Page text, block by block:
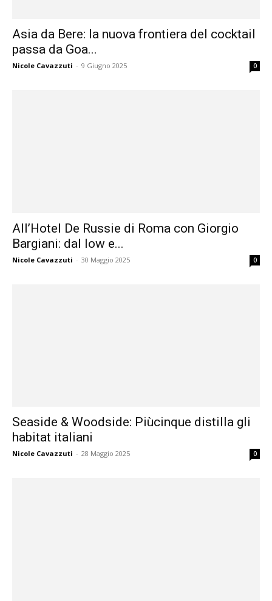
Asia da Bere: la nuova frontiera del cocktail
passa da Goa...
Nicole Cavazzuti - 9 Giugno 2025 0
All’Hotel De Russie di Roma con Giorgio
Bargiani: dal low e...
Nicole Cavazzuti - 30 Maggio 2025 0
Seaside & Woodside: Piùcinque distilla gli
habitat italiani
Nicole Cavazzuti - 28 Maggio 2025 0